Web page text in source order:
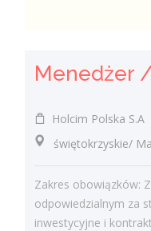
Holcim Polska S.A
świętokrzyskie/
Zakres obowiązków:
odpowiedzialnym za
inwestycyjne i